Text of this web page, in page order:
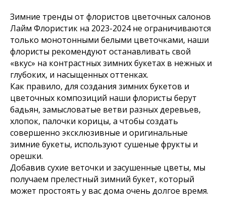
Зимние тренды от флористов цветочных салонов
Лайм Флористик на 2023-2024 не ограничиваются
только монотонными белыми цветочками, наши
флористы рекомендуют останавливать свой
«вкус» на контрастных зимних букетах в нежных и
глубоких, и насыщенных оттенках.
Как правило, для создания зимних букетов и
цветочных композиций наши флористы берут
бадьян, замысловатые ветви разных деревьев,
хлопок, палочки корицы, а чтобы создать
совершенно эксклюзивные и оригинальные
зимние букеты, используют сушеные фрукты и
орешки.
Добавив сухие веточки и засушенные цветы, мы
получаем прелестный зимний букет, который
может простоять у вас дома очень долгое время.